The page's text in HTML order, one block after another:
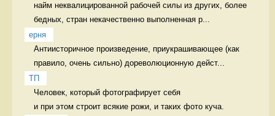
найм неквалицированной рабочей силы из других, более
бедных, стран некачественно выполненная р...
ерня
Антиисторичное произведение, приукрашивающее (как
правило, очень сильно) дореволюционную дейст...
ТП
Человек, который фотографирует себя
и при этом строит всякие рожи, и таких фото куча.